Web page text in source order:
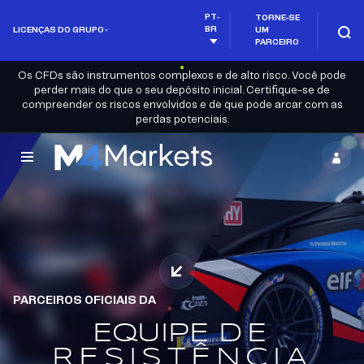
LICENÇAS DO GRUPO
PT-
BR
TORNE-SE
UM
PARCEIRO
Os CFDs são instrumentos complexos e de alto risco. Você pode
perder mais do que o seu depósito inicial. Certifique-se de
compreender os riscos envolvidos e de que pode arcar com as
perdas potenciais.
M4Markets
-
Trading
Regulated
Broker
BÔNUS DENÃO
PARCEIROS OFICIAIS DA
EQUIPEDE
RESISTÊNCIA